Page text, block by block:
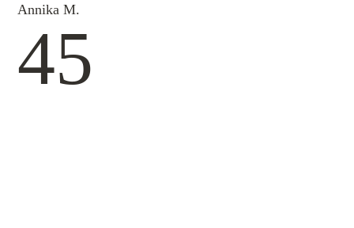
Annika M.
45